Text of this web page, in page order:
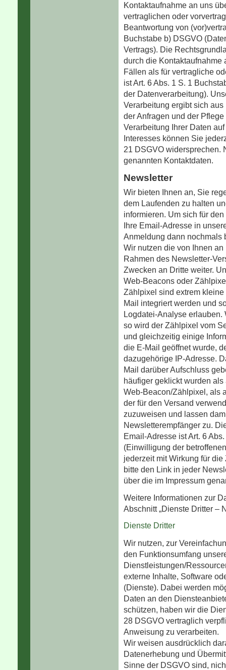
Kontaktaufnahme an uns
vertraglichen oder
Beantwortung von
Buchstabe b) DSGVO
Vertrags). Die
durch die Kontaktaufnahme
Fällen als für vertragliche
ist Art. 6 Abs. 1 S. 1
der Datenverarbeitung).
Verarbeitung ergibt sich
der Anfragen und der
Verarbeitung Ihrer Daten
Interesses können Sie
21 DSGVO widersprechen.
genannten Kontaktdaten.
Newsletter
Wir bieten Ihnen an, Sie
dem Laufenden zu halten
informieren. Um sich für
Ihre Email-Adresse in
Anmeldung dann nochmals
Wir nutzen die von Ihnen
Rahmen des Newsletter-
Zwecken an Dritte weiter.
Web-Beacons oder
Zählpixel sind extrem
Mail integriert werden und
Logdatei-Analyse
so wird der Zählpixel vom
und gleichzeitig einige
die E-Mail geöffnet wurde,
dazugehörige IP-Adresse.
Mail darüber Aufschluss
häufiger geklickt wurden
Web-Beacon/Zählpixel, als
der für den Versand
zuzuweisen und lassen
Newsletterempfänger zu.
Email-Adresse ist Art. 6
(Einwilligung der
jederzeit mit Wirkung für
bitte den Link in jeder
über die im Impressum
Weitere Informationen zur
Abschnitt „Dienste Dritter –
Dienste Dritter
Wir nutzen, zur
den Funktionsumfang
Dienstleistungen/
externe Inhalte, Software
(Dienste). Dabei werden
Daten an den
schützen, haben wir die
28 DSGVO vertraglich
Anweisung zu verarbeiten.
Wir weisen ausdrücklich
Datenerhebung und
Sinne der DSGVO sind,